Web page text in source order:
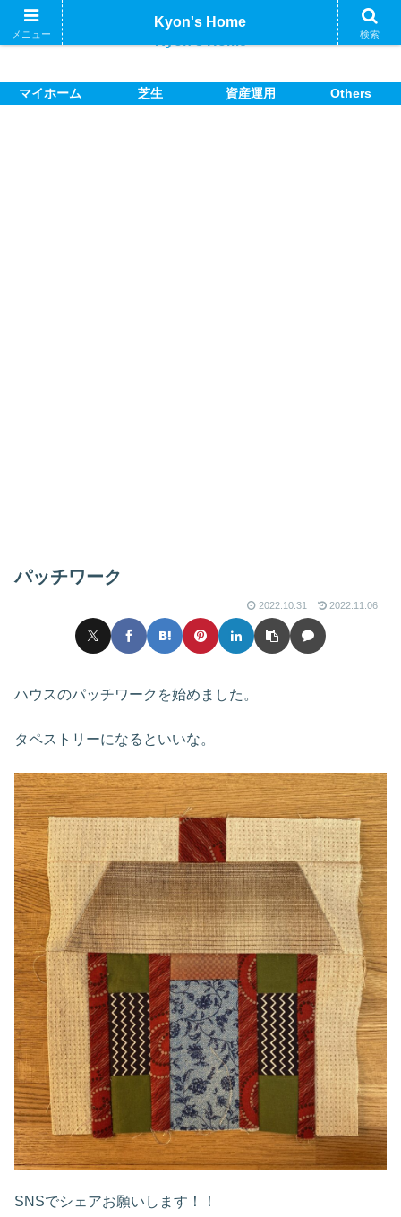
マイホーム 芝生 資産運用 Others
パッチワーク
2022.10.31 2022.11.06
ハウスのパッチワークを始めました。
タペストリーになるといいな。
SNSでシェアお願いします！！
メニュー
Kyon's Home
検索